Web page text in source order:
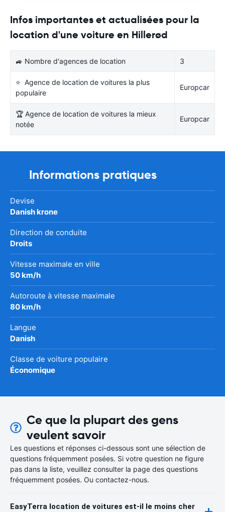
Infos importantes et actualisées pour la
location d'une voiture en Hillerød
🚙 Nombre d'agences de location 3
⭐ Agence de location de voitures la plus
populaire
Europcar
🏆 Agence de location de voitures la mieux
notée
Europcar
Informations pratiques
Devise
Danish krone
Direction de conduite
Droits
Vitesse maximale en ville
50 km/h
Autoroute à vitesse maximale
80 km/h
Langue
Danish
Classe de voiture populaire
Économique
Ce que la plupart des gens
veulent savoir
Les questions et réponses ci-dessous sont une sélection de
questions fréquemment posées. Si votre question ne figure
pas dans la liste, veuillez consulter la page des questions
fréquemment posées. Ou contactez-nous.
EasyTerra location de voitures est-il le moins cher